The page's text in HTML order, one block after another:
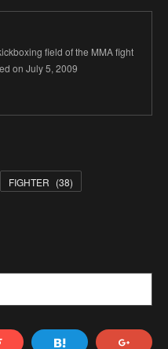
field of the MMA fight
on July 5, 2009
FIGHTER (38)